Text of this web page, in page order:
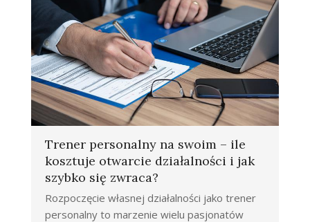
Trener personalny na swoim – ile
kosztuje otwarcie działalności i jak
szybko się zwraca?
Rozpoczęcie własnej działalności jako trener
personalny to marzenie wielu pasjonatów